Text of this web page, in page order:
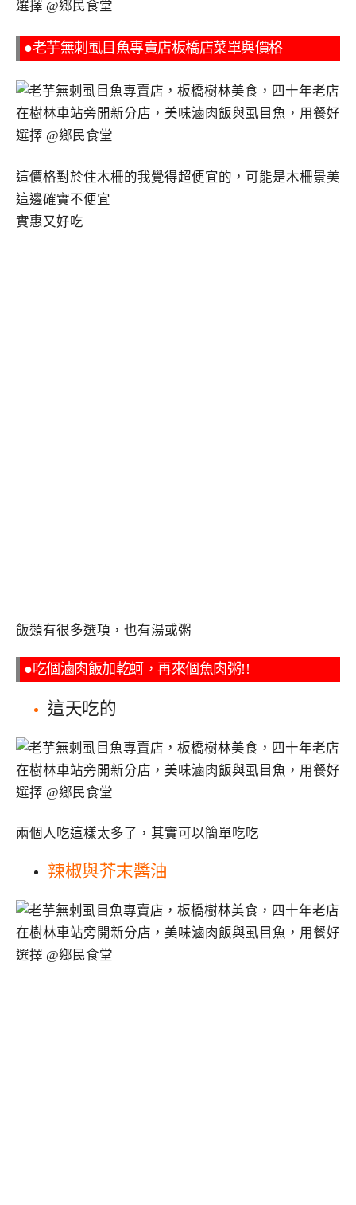
●老芋無刺虱目魚專賣店板橋店菜單與價格
這價格對於住木柵的我覺得超便宜的，可能是木柵景美
這邊確實不便宜
實惠又好吃
飯類有很多選項，也有湯或粥
●吃個滷肉飯加乾蚵，再來個魚肉粥!!
這天吃的
兩個人吃這樣太多了，其實可以簡單吃吃
辣椒與芥末醬油